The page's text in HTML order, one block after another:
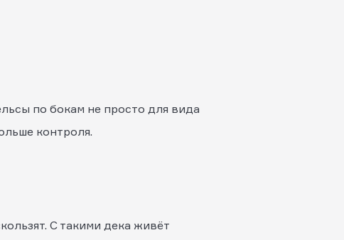
по бокам не просто для вида
контроля.
С такими дека живёт